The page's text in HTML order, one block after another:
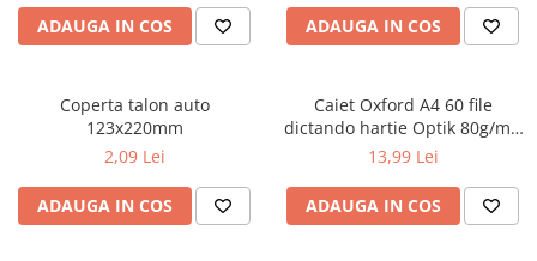
Caiete școlare și hârtie
Caiete muzică
Caiete geografie și biologie
Caiete foi veline
ADAUGA IN COS ADAUGA IN COS
Coperta talon auto
123x220mm
2,09 Lei
ADAUGA IN COS
Caiet Oxford A4 60 file
dictando hartie Optik 80g/mp
Touch Pastel
13,99 Lei
ADAUGA IN COS